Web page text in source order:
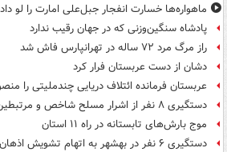
ماهواره‌ها خسارت انفجار جبل‌علی امارت را لو
پادشاه سنگین‌وزنی که در جهان رقیب ندارد
راز مرگ مرد ۷۲ ساله در تهرانپارس فاش شد
دشان از دست عربستان فرار کرد
عربستان فرمانده ائتلاف دریایی چندملیتی را
دستگیری ۸ نفر از اشرار مسلح شاخص و مرتبطین گروهک های تروریستی
موج بارش‌های تابستانه در راه ۱۱ استان
دستگیری ۶ نفر در بهشهر به اتهام تشویش اذهان عمومی